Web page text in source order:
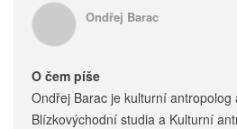
Ondřej Barac
O čem píše
Ondřej Barac je kulturní antropolog
Blízkovýchodní studia a Kulturní